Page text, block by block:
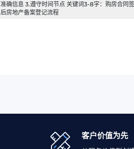
准确信息 3.遵守时间节点 关键词3-8字：购房合同
后房地产备案登记流程
客户价值为先